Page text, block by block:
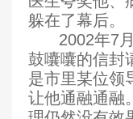
躲在了幕后。
2002年7
鼓囔囔的信封
是市里某位领
让他通融通融